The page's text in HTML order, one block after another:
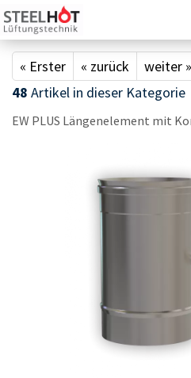
« Erster « zurück weiter »
48 Artikel in dieser Kategorie
EW PLUS Län­gen­ele­ment mit